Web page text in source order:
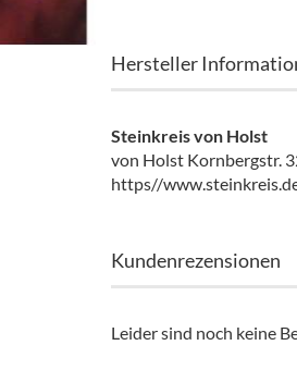
Hersteller
Steinkreis von Holst
von Holst Kornbergstr.
https//
Kundenrezensionen
Leider sind noch keine